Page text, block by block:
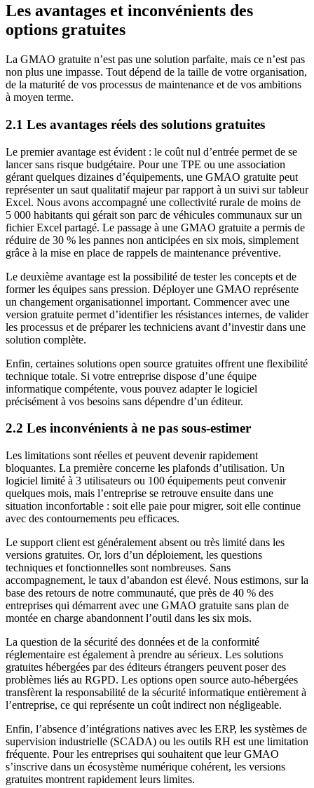
Les avantages et inconvénients des
options gratuites
La GMAO gratuite n’est pas une solution parfaite, mais ce n’est pas
non plus une impasse. Tout dépend de la taille de votre organisation,
de la maturité de vos processus de maintenance et de vos ambitions
à moyen terme.
2.1 Les avantages réels des solutions gratuites
Le premier avantage est évident : le coût nul d’entrée permet de se
lancer sans risque budgétaire. Pour une TPE ou une association
gérant quelques dizaines d’équipements, une GMAO gratuite peut
représenter un saut qualitatif majeur par rapport à un suivi sur tableur
Excel. Nous avons accompagné une collectivité rurale de moins de
5 000 habitants qui gérait son parc de véhicules communaux sur un
fichier Excel partagé. Le passage à une GMAO gratuite a permis de
réduire de 30 % les pannes non anticipées en six mois, simplement
grâce à la mise en place de rappels de maintenance préventive.
Le deuxième avantage est la possibilité de tester les concepts et de
former les équipes sans pression. Déployer une GMAO représente
un changement organisationnel important. Commencer avec une
version gratuite permet d’identifier les résistances internes, de valider
les processus et de préparer les techniciens avant d’investir dans une
solution complète.
Enfin, certaines solutions open source gratuites offrent une flexibilité
technique totale. Si votre entreprise dispose d’une équipe
informatique compétente, vous pouvez adapter le logiciel
précisément à vos besoins sans dépendre d’un éditeur.
2.2 Les inconvénients à ne pas sous-estimer
Les limitations sont réelles et peuvent devenir rapidement
bloquantes. La première concerne les plafonds d’utilisation. Un
logiciel limité à 3 utilisateurs ou 100 équipements peut convenir
quelques mois, mais l’entreprise se retrouve ensuite dans une
situation inconfortable : soit elle paie pour migrer, soit elle continue
avec des contournements peu efficaces.
Le support client est généralement absent ou très limité dans les
versions gratuites. Or, lors d’un déploiement, les questions
techniques et fonctionnelles sont nombreuses. Sans
accompagnement, le taux d’abandon est élevé. Nous estimons, sur la
base des retours de notre communauté, que près de 40 % des
entreprises qui démarrent avec une GMAO gratuite sans plan de
montée en charge abandonnent l’outil dans les six mois.
La question de la sécurité des données et de la conformité
réglementaire est également à prendre au sérieux. Les solutions
gratuites hébergées par des éditeurs étrangers peuvent poser des
problèmes liés au RGPD. Les options open source auto-hébergées
transfèrent la responsabilité de la sécurité informatique entièrement à
l’entreprise, ce qui représente un coût indirect non négligeable.
Enfin, l’absence d’intégrations natives avec les ERP, les systèmes de
supervision industrielle (SCADA) ou les outils RH est une limitation
fréquente. Pour les entreprises qui souhaitent que leur GMAO
s’inscrive dans un écosystème numérique cohérent, les versions
gratuites montrent rapidement leurs limites.